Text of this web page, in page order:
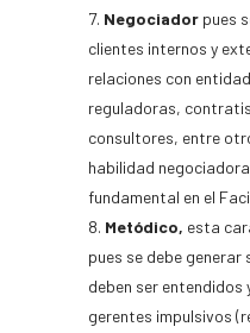
Negociador pues
clientes internos y
relaciones con
reguladoras,
consultores, entre
habilidad
fundamental en el
Metódico, esta
pues se debe
deben ser
gerentes impulsivos